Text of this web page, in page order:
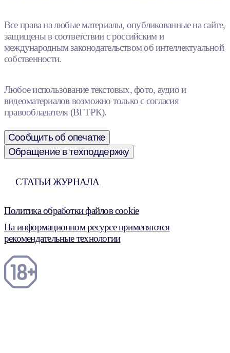
Все права на любые материалы, опубликованные на сайте,
защищены в соответствии с российским и
международным законодательством об интеллектуальной
собственности.
Любое использование текстовых, фото, аудио и
видеоматериалов возможно только с согласия
правообладателя (ВГТРК).
Сообщить об опечатке
Обращение в техподдержку
СТАТЬИ ЖУРНАЛА
Политика обработки файлов cookie
На информационном ресурсе применяются
рекомендательные технологии